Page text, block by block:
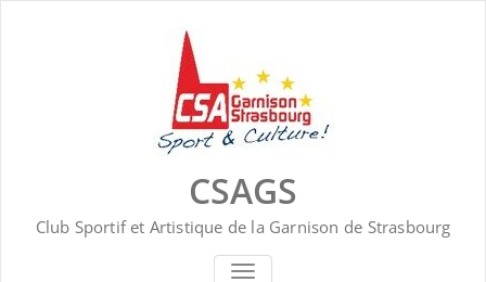
CSAGS
Club Sportif et Artistique de la Garnison de Strasbourg
AFFICHER/MASQUER LA